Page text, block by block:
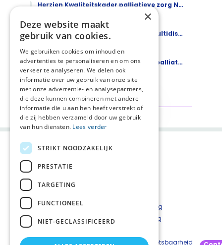
Herzien Kwaliteitskader palliatieve zorg Nederland geautoriseerd
Knelpuntenenquête voor nieuwe multidisciplinaire richtlijn Palliatieve zorg bij eindstadium leverziekten
Duidelijke communicatie over wat palliatieve zorg is, blijft nodig
Nieuws 6-07-2026
Bekijk alles
Contact
Privacyverklaring
Cookieverklaring
Beveiligingskwetsbaarheid
×
Deze website maakt
gebruik van cookies.
We gebruiken cookies om inhoud en
advertenties te personaliseren en om ons
verkeer te analyseren. We delen ook
informatie over uw gebruik van onze site
met onze advertentie- en analysepartners,
die deze kunnen combineren met andere
informatie die u aan hen heeft verstrekt of
die zij hebben verzameld door uw gebruik
van hun diensten. Lees verder
STRIKT NOODZAKELIJK
PRESTATIE
TARGETING
FUNCTIONEEL
NIET-GECLASSIFICEERD